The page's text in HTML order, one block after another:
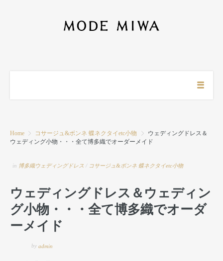
Home コサージュ&ボンネ 蝶ネクタイetc小物
ウェディングドレス＆
ウェディング小物・・・全て博多織でオーダーメイド
in 博多織ウェディングドレス / コサージュ&ボンネ 蝶ネクタイetc小物
ウェディングドレス＆ウェディン
グ小物・・・全て博多織でオーダ
ーメイド
by admin